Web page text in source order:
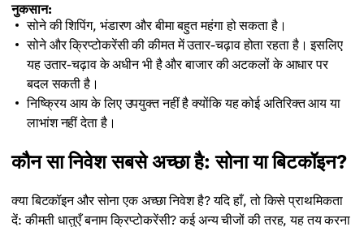
नुकसान:
सोने की शिपिंग, भंडारण और बीमा बहुत महंगा हो सकता है।
सोने और क्रिप्टोकरेंसी की कीमत में उतार-चढ़ाव होता रहता है। इसलिए
यह उतार-चढ़ाव के अधीन भी है और बाजार की अटकलों के आधार पर
बदल सकती है।
निष्क्रिय आय के लिए उपयुक्त नहीं है क्योंकि यह कोई अतिरिक्त आय या
लाभांश नहीं देता है।
कौन सा निवेश सबसे अच्छा है: सोना या बिटकॉइन?
क्या बिटकॉइन और सोना एक अच्छा निवेश है? यदि हाँ, तो किसे प्राथमिकता
दें: कीमती धातुएँ बनाम क्रिप्टोकरेंसी? कई अन्य चीजों की तरह, यह तय करना